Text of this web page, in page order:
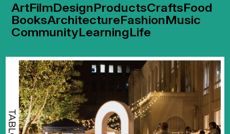
ArtFilmDesignProductsCraftsFood
BooksArchitectureFashionMusic
CommunityLearningLife